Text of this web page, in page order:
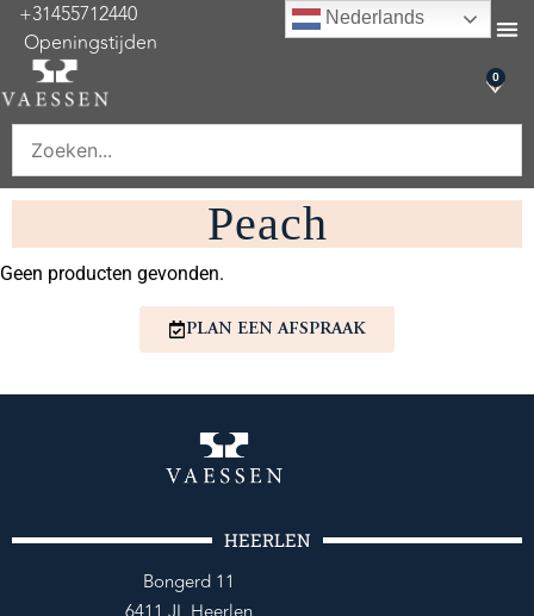
+31455712440
Openingstijden
0
Peach
Geen producten gevonden.
PLAN EEN AFSPRAAK
HEERLEN
Bongerd 11
Nederlands